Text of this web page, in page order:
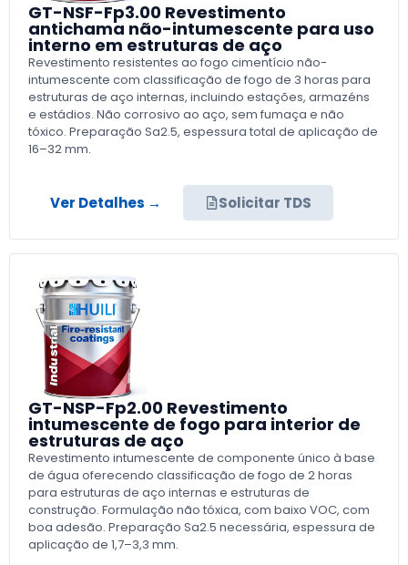
GT-NSF-Fp3.00 Revestimento
antichama não-intumescente para uso
interno em estruturas de aço
Revestimento resistentes ao fogo cimentício não-
intumescente com classificação de fogo de 3 horas para
estruturas de aço internas, incluindo estações, armazéns
e estádios. Não corrosivo ao aço, sem fumaça e não
tóxico. Preparação Sa2.5, espessura total de aplicação de
16–32 mm.
Ver Detalhes → Solicitar TDS
GT-NSP-Fp2.00 Revestimento
intumescente de fogo para interior de
estruturas de aço
Revestimento intumescente de componente único à base
de água oferecendo classificação de fogo de 2 horas
para estruturas de aço internas e estruturas de
construção. Formulação não tóxica, com baixo VOC, com
boa adesão. Preparação Sa2.5 necessária, espessura de
aplicação de 1,7–3,3 mm.